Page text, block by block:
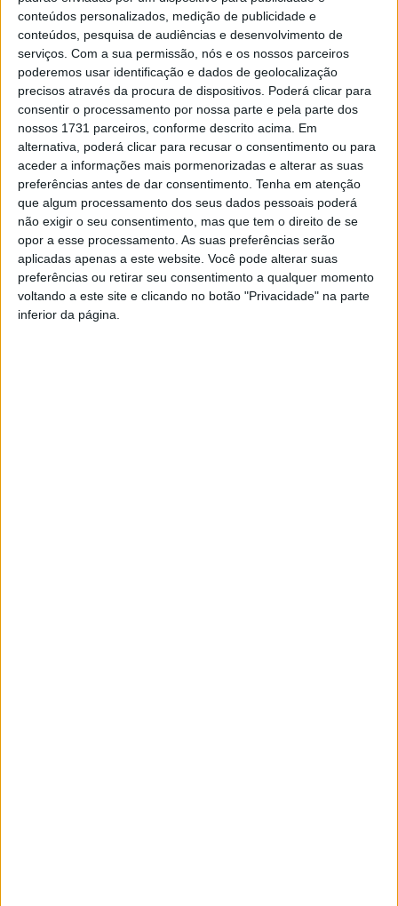
conteúdos personalizados, medição de publicidade e
conteúdos, pesquisa de audiências e desenvolvimento de
serviços. Com a sua permissão, nós e os nossos parceiros
poderemos usar identificação e dados de geolocalização
precisos através da procura de dispositivos. Poderá clicar para
consentir o processamento por nossa parte e pela parte dos
nossos 1731 parceiros, conforme descrito acima. Em
alternativa, poderá clicar para recusar o consentimento ou para
aceder a informações mais pormenorizadas e alterar as suas
preferências antes de dar consentimento. Tenha em atenção
que algum processamento dos seus dados pessoais poderá
não exigir o seu consentimento, mas que tem o direito de se
opor a esse processamento. As suas preferências serão
aplicadas apenas a este website. Você pode alterar suas
preferências ou retirar seu consentimento a qualquer momento
voltando a este site e clicando no botão "Privacidade" na parte
inferior da página.
Viseu: Câmara aprova plano urbanístico
para o centro de Repeses
Estação Diária - 10 de Janeiro, 2026
Viseu: ‘Enterro do Entrudo’ de Repeses vai
voltar ao Rossio